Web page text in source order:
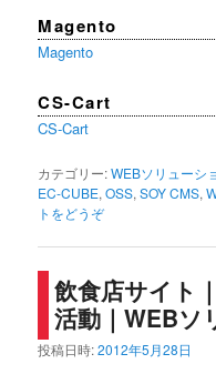
Magento
Magento
CS-Cart
CS-Cart
カテゴリー:WEBソリューシ
EC-CUBE,OSS,SOY CMS,
トをどうぞ
飲食店サイト
活動｜WEBソ
投稿日時:2012年5月28日